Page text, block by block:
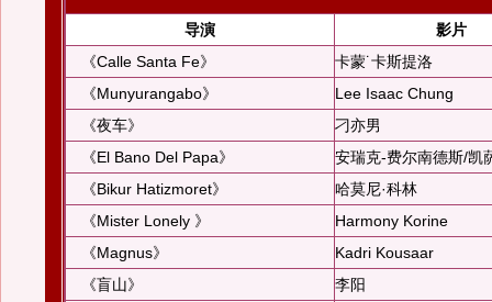
导演
影片
《Calle Santa Fe》
卡蒙˙卡斯提洛
《Munyurangabo》
Lee Isaac Chung
《夜车》
刁亦男
《El Bano Del Papa》
安瑞克-费尔南德斯/凯
《Bikur Hatizmoret》
哈莫尼·科林
《Mister Lonely 》
Harmony Korine
《Magnus》
Kadri Kousaar
《盲山》
李阳